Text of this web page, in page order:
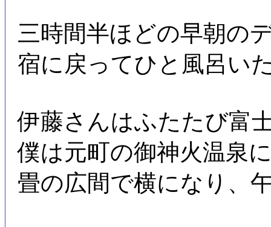
三時間半ほどの早朝の
宿に戻ってひと風呂い
伊藤さんはふたたび富
僕は元町の御神火温泉
畳の広間で横になり、